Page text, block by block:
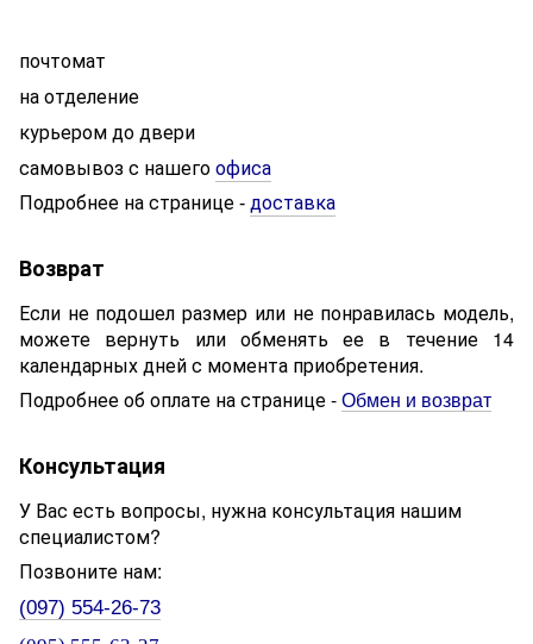
почтомат
на отделение
курьером до двери
самовывоз с нашегоофиса
Подробнее на странице - доставка
Возврат
Если не подошел размер или не понравилась модель,
можете вернуть или обменять ее в течение 14
календарных дней с момента приобретения.
Подробнее об оплате на странице - Обмен и возврат
Консультация
У Вас есть вопросы, нужна консультация нашим
специалистом?
Позвоните нам:
(097) 554-26-73